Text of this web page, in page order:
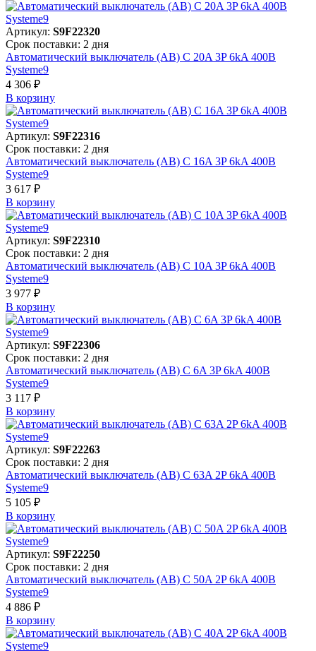
Артикул: S9F22320
Срок поставки: 2 дня
Автоматический выключатель (АВ) C 20A 3P 6kA 400В
Systeme9
4 306 ₽
В корзинy
Артикул: S9F22316
Срок поставки: 2 дня
Автоматический выключатель (АВ) C 16A 3P 6kA 400В
Systeme9
3 617 ₽
В корзинy
Артикул: S9F22310
Срок поставки: 2 дня
Автоматический выключатель (АВ) C 10A 3P 6kA 400В
Systeme9
3 977 ₽
В корзинy
Артикул: S9F22306
Срок поставки: 2 дня
Автоматический выключатель (АВ) C 6A 3P 6kA 400В
Systeme9
3 117 ₽
В корзинy
Артикул: S9F22263
Срок поставки: 2 дня
Автоматический выключатель (АВ) C 63A 2P 6kA 400В
Systeme9
5 105 ₽
В корзинy
Артикул: S9F22250
Срок поставки: 2 дня
Автоматический выключатель (АВ) C 50A 2P 6kA 400В
Systeme9
4 886 ₽
В корзинy